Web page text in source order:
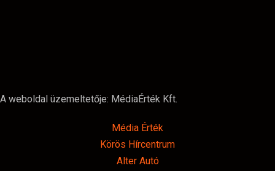
A weboldal üzemeltetője: MédiaÉrték Kft.
Média Érték
Körös Hírcentrum
Alter Autó